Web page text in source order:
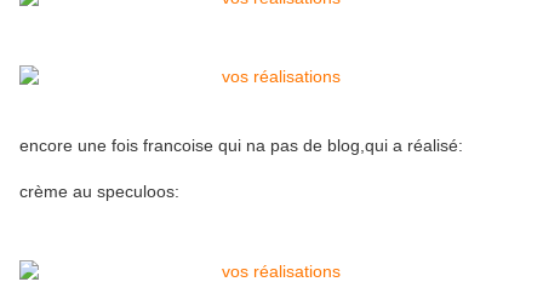
encore une fois francoise qui na pas de blog,qui a réalisé:
crème au speculoos: